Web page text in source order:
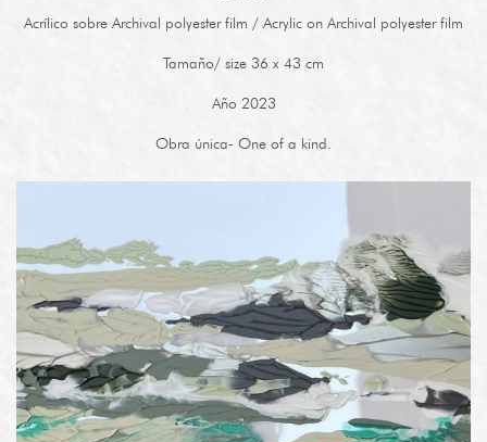
Acrílico sobre Archival polyester film / Acrylic on Archival polyester film
Tamaño/ size 36 x 43 cm
Año 2023
Obra única- One of a kind.